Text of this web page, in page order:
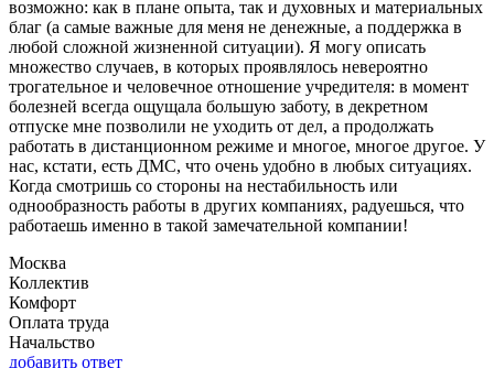
возможно: как в плане опыта, так и духовных и материальных
благ (а самые важные для меня не денежные, а поддержка в
любой сложной жизненной ситуации). Я могу описать
множество случаев, в которых проявлялось невероятно
трогательное и человечное отношение учредителя: в момент
болезней всегда ощущала большую заботу, в декретном
отпуске мне позволили не уходить от дел, а продолжать
работать в дистанционном режиме и многое, многое другое. У
нас, кстати, есть ДМС, что очень удобно в любых ситуациях.
Когда смотришь со стороны на нестабильность или
однообразность работы в других компаниях, радуешься, что
работаешь именно в такой замечательной компании!
Москва
Коллектив
Комфорт
Оплата труда
Начальство
добавить ответ